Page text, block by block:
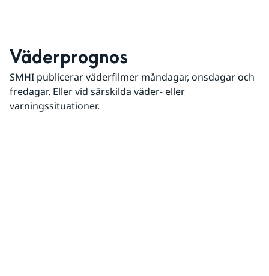
Väderprognos
SMHI publicerar väderfilmer måndagar, onsdagar och
fredagar. Eller vid särskilda väder- eller
varningssituationer.